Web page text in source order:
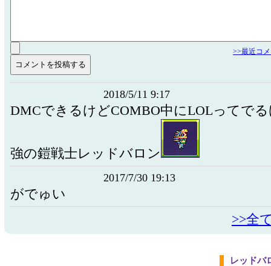
>>最近コ
2018/5/11 9:17
DMCできるけどCOMBO中にLOLってで
強の鎧戦士レッドバロン
2017/7/30 19:13
がでゅい
>>全
レッドバ